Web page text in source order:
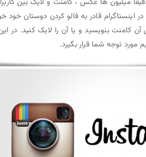
قادر به فالو کردن دوستان خود
کامنت بنویسید و یا آن را لایک کنید. در
مورد توجه شما قرار بگیرد.